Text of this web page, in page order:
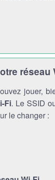
réseau
jouer,
Fi. Le SSID
le changer :